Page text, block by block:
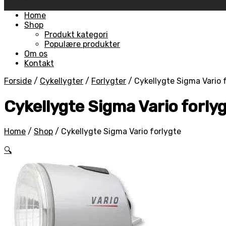
Skip
Home
Shop
Produkt kategori
Populære produkter
Om os
Kontakt
Forside / Cykellygter / Forlygter / Cykellygte Sigma Vario
Cykellygte Sigma Vario
Home / Shop / Cykellygte Sigma Vario forlygte
🔍